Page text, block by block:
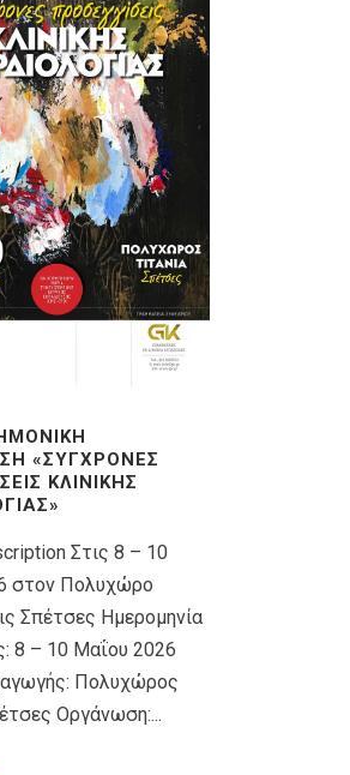
«ΣΎΓΧΡΟΝΕΣ
ΚΛΙΝΙΚΉΣ
Στις 8 – 10
στον Πολυχώρο
Σπέτσες Ημερομηνία
8 – 10 Μαΐου 2026
Πολυχώρος
Οργάνωση:...